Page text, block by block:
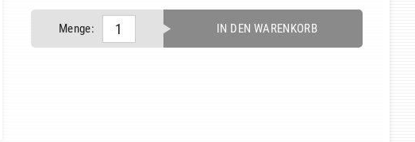
Menge: IN DEN WARENKORB